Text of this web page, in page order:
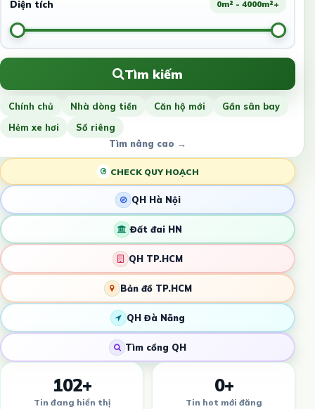
Diện tích 0m² - 4000m²+
Tìm kiếm
Chính chủ Nhà dòng tiền Căn hộ mới
Gần sân bay
Hẻm xe hơi
Sổ riêng
Tìm nâng cao →
CHECK QUY HOẠCH
QH Hà Nội
Đất đai HN
QH TP.HCM
Bản đồ TP.HCM
QH Đà Nẵng
Tìm cổng QH
102+
Tin đang hiển thị
0+
Tin hot mới đăng